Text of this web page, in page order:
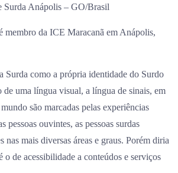
Surda Anápolis – GO/Brasil
membro da ICE Maracanã em Anápolis,
Surda como a própria identidade do Surdo
de uma língua visual, a língua de sinais, em
são marcadas pelas experiências
pessoas ouvintes, as pessoas surdas
nas mais diversas áreas e graus. Porém diria
o de acessibilidade a conteúdos e serviços